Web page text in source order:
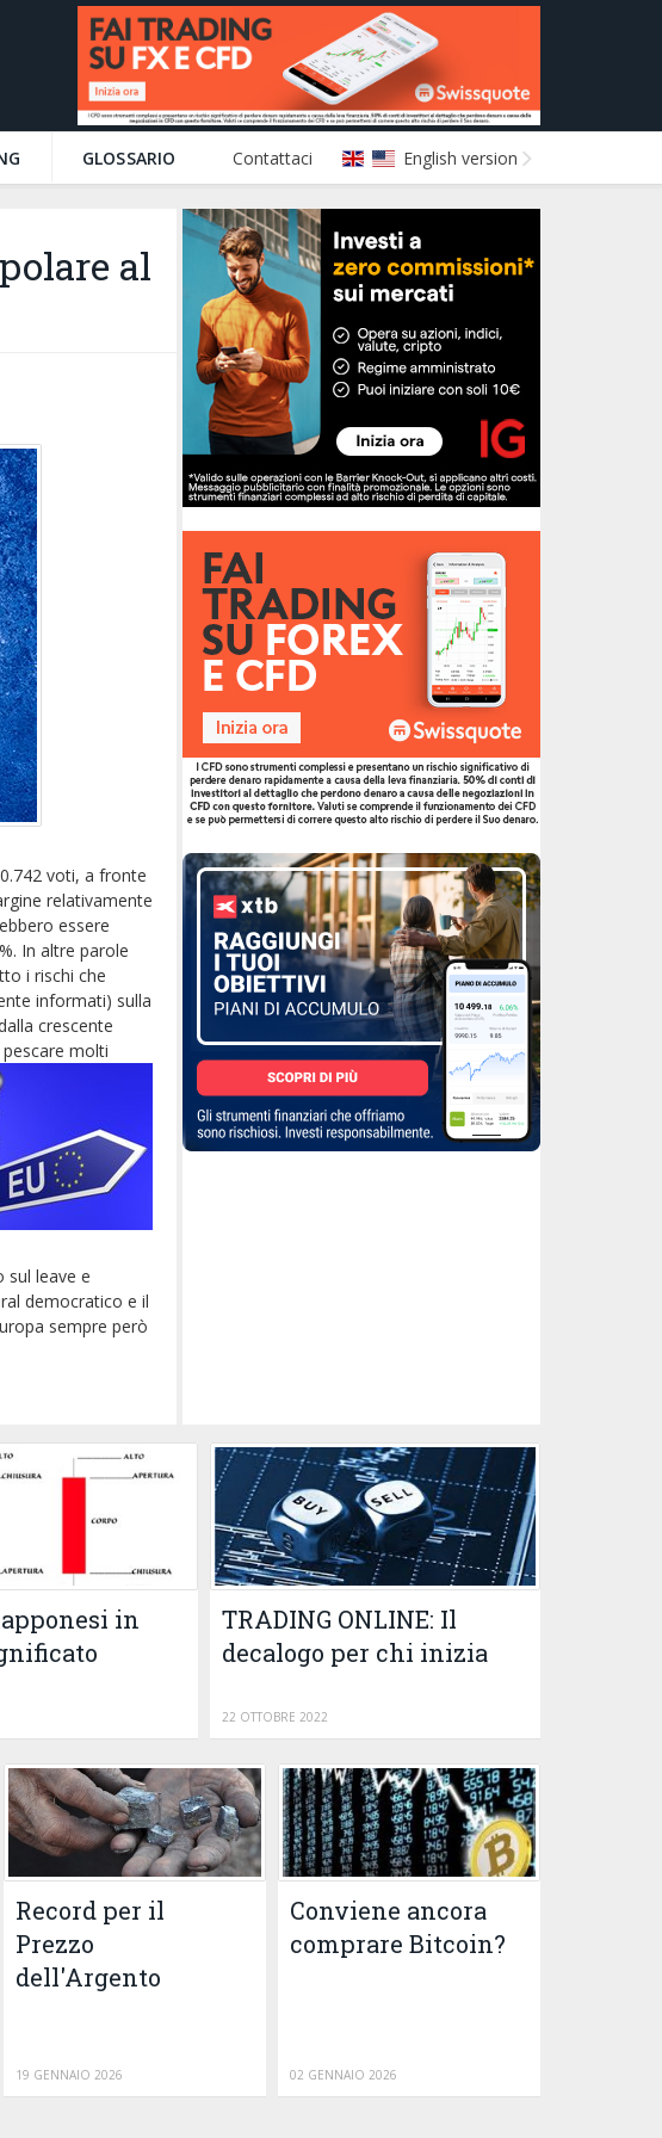
GLOSSARIO Contattaci English version
al
voti, a fronte
relativamente
essere
In altre parole
i rischi che
informati) sulla
crescente
molti
sul leave e
democratico e il
sempre però
in
TRADING ONLINE: Il
decalogo per chi inizia
22 OTTOBRE 2022
Record per il
Prezzo
dell'Argento
19 GENNAIO 2026
Conviene ancora
comprare Bitcoin?
02 GENNAIO 2026